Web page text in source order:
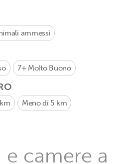
ammessi
7+ Molto Buono
Meno di 5 km
camere a